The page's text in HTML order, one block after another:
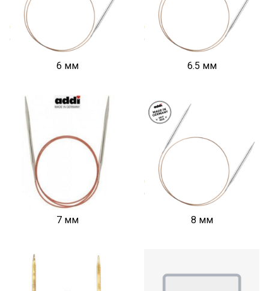
6 мм 6.5 мм
7 мм 8 мм